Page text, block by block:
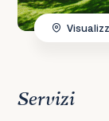
Servizi